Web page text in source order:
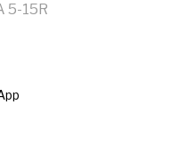
5-15R